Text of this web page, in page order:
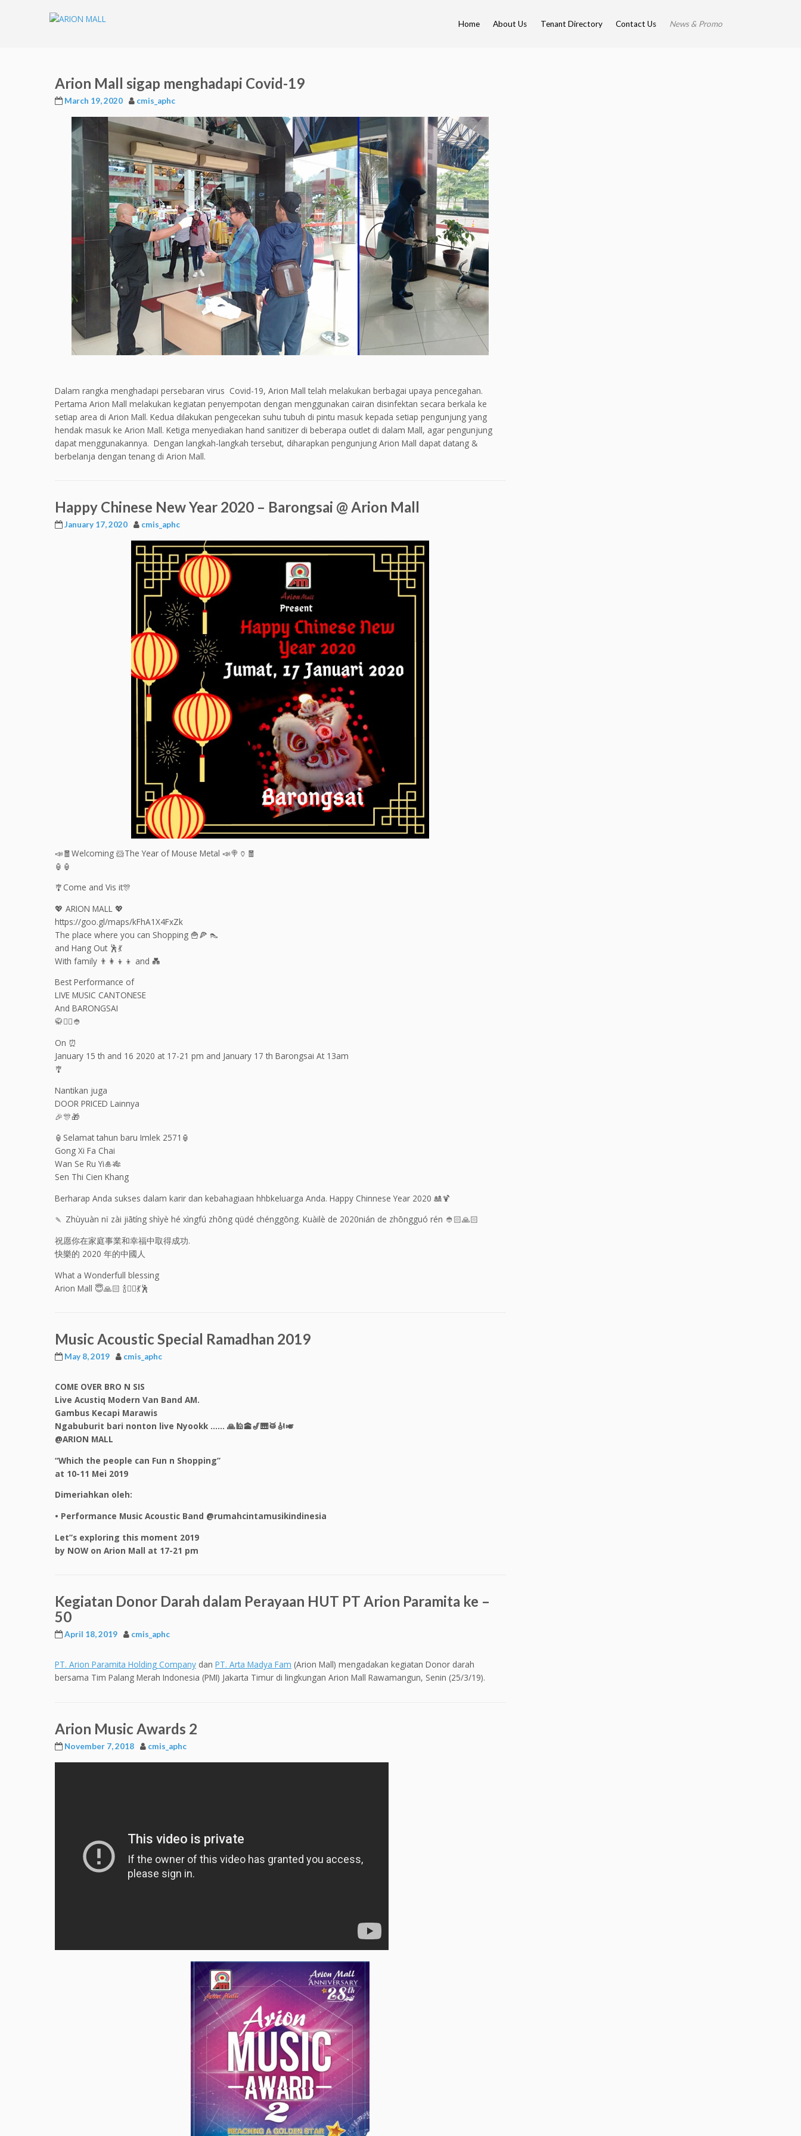
Home About Us Tenant Directory Contact Us News & Promo
Arion Mall sigap menghadapi Covid-19
March 19, 2020 cmis_aphc
Dalam rangka menghadapi persebaran virus Covid-19, Arion Mall telah melakukan berbagai upaya pencegahan.
Pertama Arion Mall melakukan kegiatan penyempotan dengan menggunakan cairan disinfektan secara berkala ke
setiap area di Arion Mall. Kedua dilakukan pengecekan suhu tubuh di pintu masuk kepada setiap pengunjung yang
hendak masuk ke Arion Mall. Ketiga menyediakan hand sanitizer di beberapa outlet di dalam Mall, agar pengunjung
dapat menggunakannya. Dengan langkah-langkah tersebut, diharapkan pengunjung Arion Mall dapat datang &
berbelanja dengan tenang di Arion Mall.
Happy Chinese New Year 2020 – Barongsai @ Arion Mall
January 17, 2020 cmis_aphc
📣🧧Welcoming 🐹The Year of Mouse Metal 📣🍭🏺🧧
🏮🏮
🎐Come and Vis it🎊
💖 ARION MALL 💖
https://goo.gl/maps/kFhA1X4FxZk
The place where you can Shopping 🍟🍕 👠
and Hang Out 🕺💃
With family 👨‍👩‍👦‍👦 and 💑
Best Performance of
LIVE MUSIC CANTONESE
And BARONGSAI
🥋🤸‍♂👲
On ⏰
January 15 th and 16 2020 at 17-21 pm and January 17 th Barongsai At 13am
🎐
Nantikan juga
DOOR PRICED Lainnya
🎉🎊🎁
🏮Selamat tahun baru Imlek 2571🏮
Gong Xi Fa Chai
Wan Se Ru Yi🎍🎋
Sen Thi Cien Khang
Berharap Anda sukses dalam karir dan kebahagiaan hhbkeluarga Anda. Happy Chinnese Year 2020 🎎🍹
🍡 Zhùyuàn nǐ zài jiātíng shìyè hé xìngfú zhōng qǔdé chénggōng. Kuàilè de 2020nián de zhōngguó rén 👲🏻🙏🏻
祝愿你在家庭事業和幸福中取得成功.
快樂的 2020 年的中國人
What a Wonderfull blessing
Arion Mall 😇🙏🏻 🍾🤹‍♂💃🕺
Music Acoustic Special Ramadhan 2019
May 8, 2019 cmis_aphc
COME OVER BRO N SIS
Live Acustiq Modern Van Band AM.
Gambus Kecapi Marawis
Ngabuburit bari nonton live Nyookk …… 🙏🕌🕋🎷🎹🥁🎻🎺
@ARION MALL
“Which the people can Fun n Shopping”
at 10-11 Mei 2019
Dimeriahkan oleh:
• Performance Music Acoustic Band @rumahcintamusikindinesia
Let”s exploring this moment 2019
by NOW on Arion Mall at 17-21 pm
Kegiatan Donor Darah dalam Perayaan HUT PT Arion Paramita ke –
50
April 18, 2019 cmis_aphc
PT. Arion Paramita Holding Company dan PT. Arta Madya Fam (Arion Mall) mengadakan kegiatan Donor darah
bersama Tim Palang Merah Indonesia (PMI) Jakarta Timur di lingkungan Arion Mall Rawamangun, Senin (25/3/19).
Arion Music Awards 2
November 7, 2018 cmis_aphc